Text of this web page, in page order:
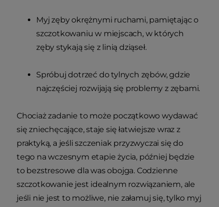
Myj zęby okrężnymi ruchami, pamiętając o
szczotkowaniu w miejscach, w których
zęby stykają się z linią dziąseł.
Spróbuj dotrzeć do tylnych zębów, gdzie
najczęściej rozwijają się problemy z zębami.
Chociaż zadanie to może początkowo wydawać
się zniechęcające, staje się łatwiejsze wraz z
praktyką, a jeśli szczeniak przyzwyczai się do
tego na wczesnym etapie życia, później będzie
to bezstresowe dla was obojga. Codzienne
szczotkowanie jest idealnym rozwiązaniem, ale
jeśli nie jest to możliwe, nie załamuj się, tylko myj